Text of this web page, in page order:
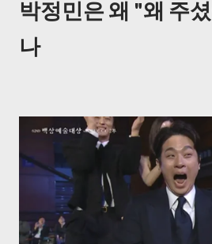
박정민은 왜 "왜 주
나